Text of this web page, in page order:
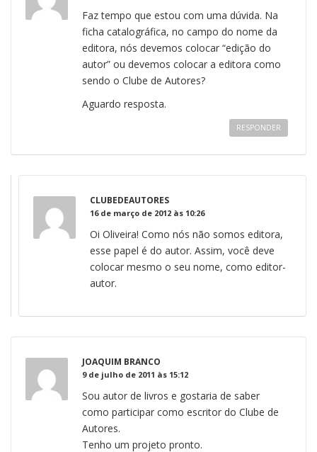
Faz tempo que estou com uma dúvida. Na
ficha catalográfica, no campo do nome da
editora, nós devemos colocar “edição do
autor” ou devemos colocar a editora como
sendo o Clube de Autores?
Aguardo resposta.
RESPONDER
CLUBEDEAUTORES
16 de março de 2012 às 10:26
Oi Oliveira! Como nós não somos editora,
esse papel é do autor. Assim, você deve
colocar mesmo o seu nome, como editor-
autor.
JOAQUIM BRANCO
9 de julho de 2011 às 15:12
Sou autor de livros e gostaria de saber
como participar como escritor do Clube de
Autores.
Tenho um projeto pronto.